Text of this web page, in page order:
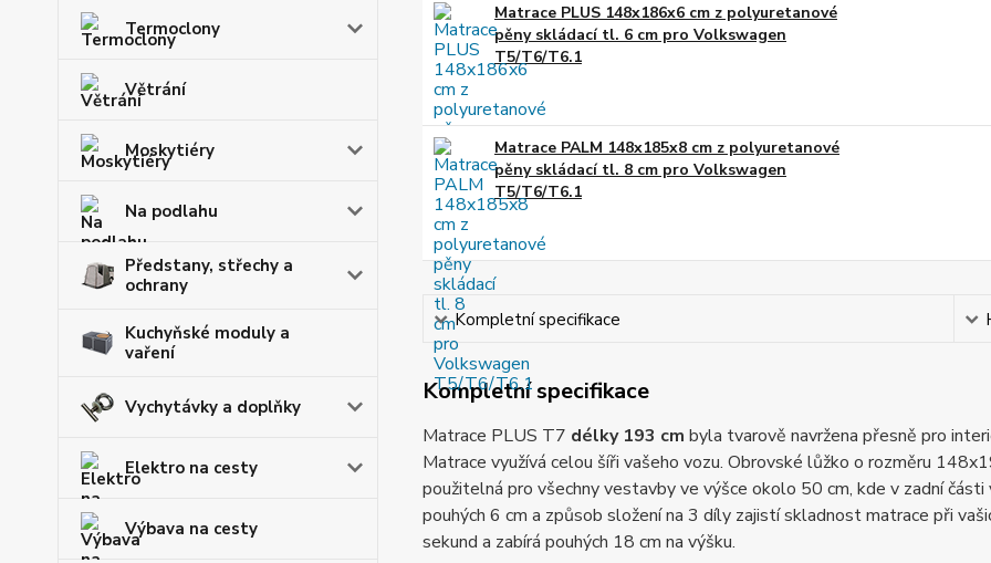
Termoclony
Větrání
Moskytiéry
Na podlahu
Předstany, střechy a
ochrany
Kuchyňské moduly a
vaření
Vychytávky a doplňky
Elektro na cesty
Výbava na cesty
Matrace PLUS 148x186x6 cm z polyuretanové
pěny skládací tl. 6 cm pro Volkswagen
T5/T6/T6.1
Matrace PALM 148x185x8 cm z polyuretanové
pěny skládací tl. 8 cm pro Volkswagen
T5/T6/T6.1
Kompletní specifikace
Kompletní specifikace
Matrace PLUS T7 délky 193 cm byla tvarově navržena přesně pro
Matrace využívá celou šíři vašeho vozu. Obrovské lůžko o rozměru
použitelná pro všechny vestavby ve výšce okolo 50 cm, kde v zadní
pouhých 6 cm a způsob složení na 3 díly zajistí skladnost matrace při
sekund a zabírá pouhých 18 cm na výšku.